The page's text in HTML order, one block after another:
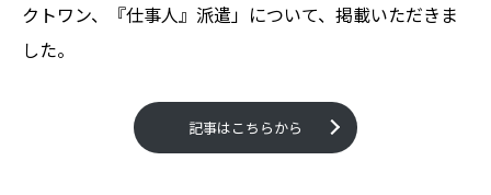
クトワン、『仕事人』派遣」について、掲載いただきま
した。
記事はこちらから